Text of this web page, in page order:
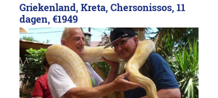
Griekenland, Kreta, Chersonissos, 11
dagen, €1949